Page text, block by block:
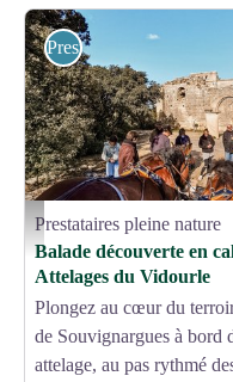
Chevaux et participants devant
Prestataires pleine nature
Prestataires pleine nature
Balade découverte en
Attelages du Vidourle
Plongez au cœur du
de Souvignargues à bord
attelage, au pas rythmé